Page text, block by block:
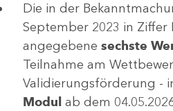
Die in der
September 2023 in Ziffer
angegebene sechste
Teilnahme am
Validierungsförderung -
Modul ab dem